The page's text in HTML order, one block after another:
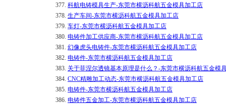
377. 科航电铸模具生产-东莞市横沥科航五金模具加工店
378. 生产车间-东莞市横沥科航五金模具加工店
379. 车灯-东莞市横沥科航五金模具加工店
380. 电铸件加工供应商-东莞市横沥科航五金模具加工店
381. 幻像虎头电铸件-东莞市横沥科航五金模具加工店
382. 电铸件-东莞市横沥科航五金模具加工店
383. 关于菲涅尔透镜基本原理是什么？-东莞市横沥科航五金模
384. CNC精雕加工动态-东莞市横沥科航五金模具加工店
385. 电铸件-东莞市横沥科航五金模具加工店
386. 电铸件五金加工-东莞市横沥科航五金模具加工店